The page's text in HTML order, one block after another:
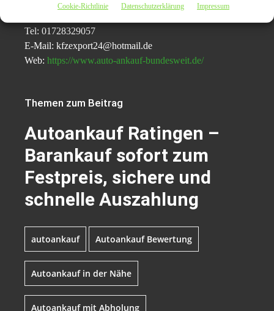
Cookie-Richtlinie Datenschutzerklärung Impressum
Tel: 01728329057
E-Mail: kfzexport24@hotmail.de
Web: https://www.auto-ankauf-bundesweit.de/
Themen zum Beitrag
Autoankauf Ratingen –
Barankauf sofort zum
Festpreis, sichere und
schnelle Auszahlung
autoankauf Autoankauf Bewertung
Autoankauf in der Nähe
Autoankauf mit Abholung